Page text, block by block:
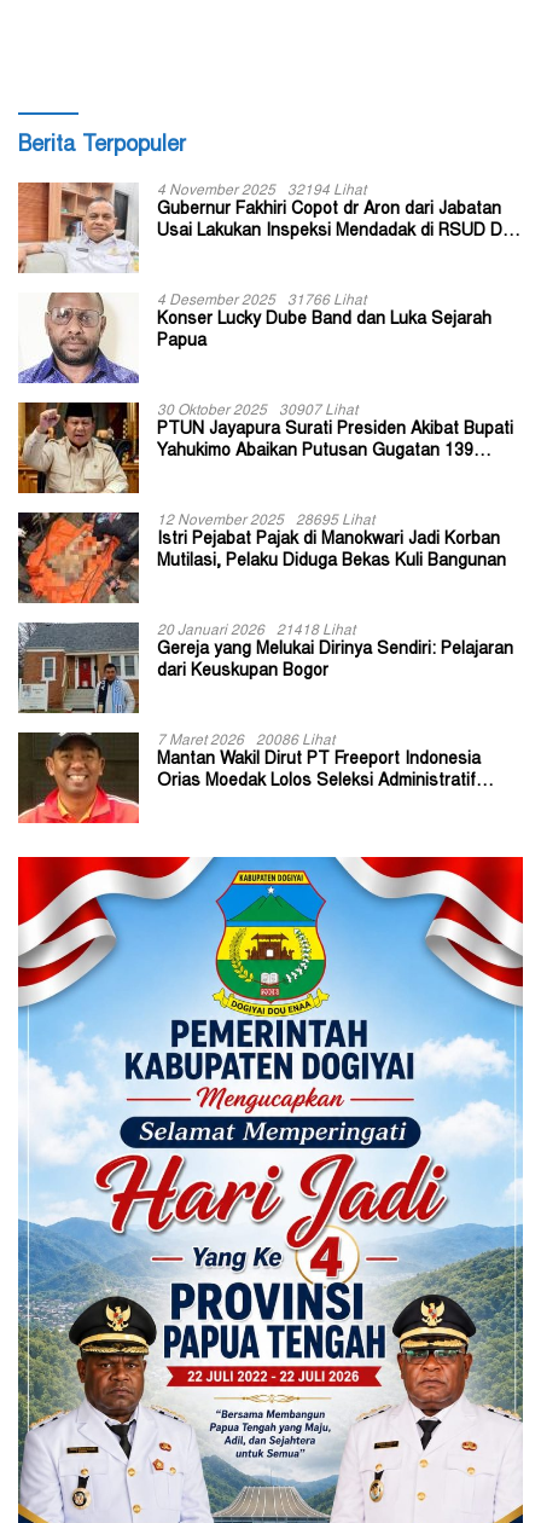
Berita Terpopuler
4 November 2025 32194 Lihat
Gubernur Fakhiri Copot dr Aron dari Jabatan
Usai Lakukan Inspeksi Mendadak di RSUD Dok
4 Desember 2025 31766 Lihat
Konser Lucky Dube Band dan Luka Sejarah
Papua
30 Oktober 2025 30907 Lihat
PTUN Jayapura Surati Presiden Akibat Bupati
Yahukimo Abaikan Putusan Gugatan 139
12 November 2025 28695 Lihat
Istri Pejabat Pajak di Manokwari Jadi Korban
Mutilasi, Pelaku Diduga Bekas Kuli Bangunan
20 Januari 2026 21418 Lihat
Gereja yang Melukai Dirinya Sendiri: Pelajaran
dari Keuskupan Bogor
7 Maret 2026 20086 Lihat
Mantan Wakil Dirut PT Freeport Indonesia
Orias Moedak Lolos Seleksi Administratif